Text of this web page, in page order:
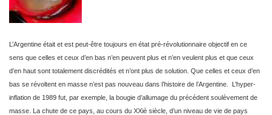
L’Argentine était et est peut-être toujours en état pré-révolutionnaire objectif en ce
sens que celles et ceux d’en bas n’en peuvent plus et n’en veulent plus et que ceux
d’en haut sont totalement discrédités et n’ont plus de solution. Que celles et ceux d’en
bas se révoltent en masse n’est pas nouveau dans l’histoire de l’Argentine. L’hyper-
inflation de 1989 fut, par exemple, la bougie d’allumage du précédent soulèvement de
masse. La chute de ce pays, au cours du XXiè siècle, d’un niveau de vie de pays